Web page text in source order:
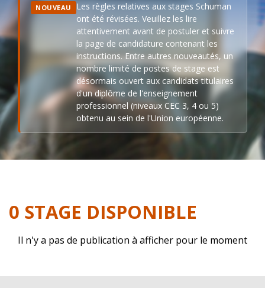
NOUVEAU
Les règles relatives aux stages Schuman
ont été révisées. Veuillez les lire
attentivement avant de postuler et suivre
la page de candidature contenant les
instructions. Entre autres nouveautés, un
nombre limité de postes de stage est
désormais ouvert aux candidats titulaires
d'un diplôme de l'enseignement
professionnel (niveaux CEC 3, 4 ou 5)
obtenu au sein de l'Union européenne.
0 STAGE DISPONIBLE
Il n'y a pas de publication à afficher pour le moment